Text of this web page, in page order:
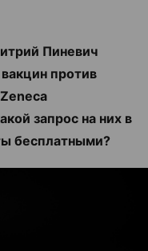
Пиневич
против
запрос на них в
бесплатными?